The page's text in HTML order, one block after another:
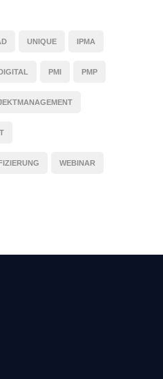
UNIQUE IPMA
DIGITAL PMI PMP
WEBINAR